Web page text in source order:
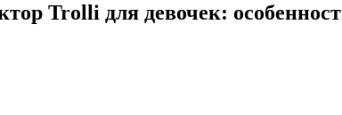
Trolli для девочек: